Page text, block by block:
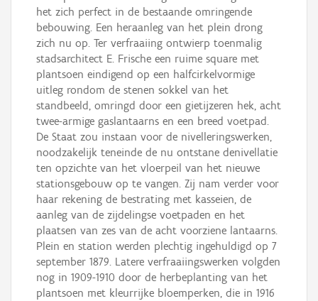
het zich perfect in de bestaande omringende
bebouwing. Een heraanleg van het plein drong
zich nu op. Ter verfraaiing ontwierp toenmalig
stadsarchitect E. Frische een ruime square met
plantsoen eindigend op een halfcirkelvormige
uitleg rondom de stenen sokkel van het
standbeeld, omringd door een gietijzeren hek, acht
twee-armige gaslantaarns en een breed voetpad.
De Staat zou instaan voor de nivelleringswerken,
noodzakelijk teneinde de nu ontstane denivellatie
ten opzichte van het vloerpeil van het nieuwe
stationsgebouw op te vangen. Zij nam verder voor
haar rekening de bestrating met kasseien, de
aanleg van de zijdelingse voetpaden en het
plaatsen van zes van de acht voorziene lantaarns.
Plein en station werden plechtig ingehuldigd op 7
september 1879. Latere verfraaiingswerken volgden
nog in 1909-1910 door de herbeplanting van het
plantsoen met kleurrijke bloemperken, die in 1916